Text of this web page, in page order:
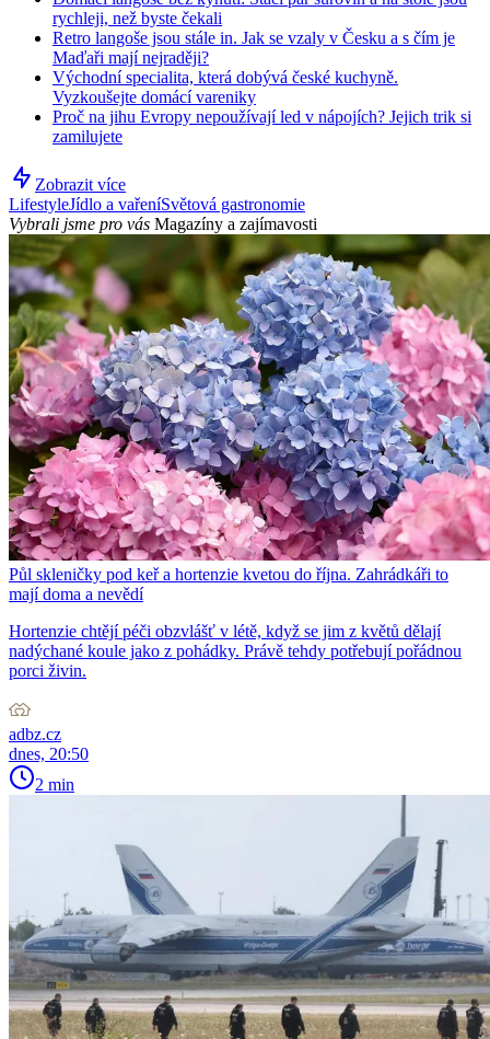
rychleji, než byste čekali
Retro langoše jsou stále in. Jak se vzaly v Česku a s čím je
Maďaři mají nejraději?
Východní specialita, která dobývá české kuchyně.
Vyzkoušejte domácí vareniky
Proč na jihu Evropy nepoužívají led v nápojích? Jejich trik si
zamilujete
Zobrazit více
LifestyleJídlo a vařeníSvětová gastronomie
Vybrali jsme pro vás Magazíny a zajímavosti
Půl skleničky pod keř a hortenzie kvetou do října. Zahrádkáři to
mají doma a nevědí
Hortenzie chtějí péči obzvlášť v létě, když se jim z květů dělají
nadýchané koule jako z pohádky. Právě tehdy potřebují pořádnou
porci živin.
adbz.cz
dnes, 20:50
2 min